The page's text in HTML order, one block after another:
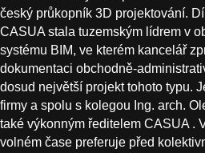
český průkopník 3D projektování.
CASUA stala tuzemským lídrem v
systému BIM, ve kterém kancelář
dokumentaci obchodně-
dosud největší projekt tohoto typu.
firmy a spolu s kolegou Ing. arch.
také výkonným ředitelem CASUA .
volném čase preferuje před